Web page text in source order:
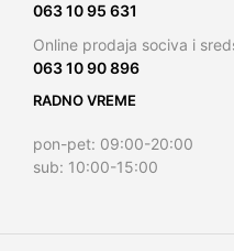
063 10 95 631
Online prodaja sociva i
063 10 90 896
RADNO VREME
pon-pet: 09:00-20:00
sub: 10:00-15:00